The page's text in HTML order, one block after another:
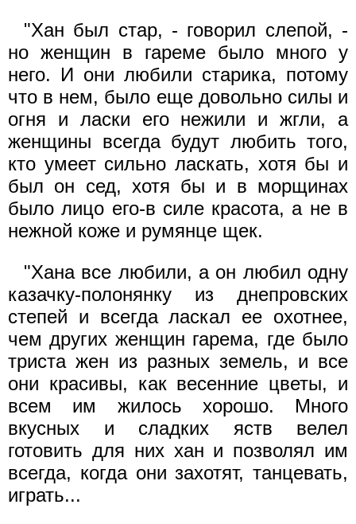
"Хан был стар, - говорил слепой, -
но женщин в гареме было много у
него. И они любили старика, потому
что в нем, было еще довольно силы и
огня и ласки его нежили и жгли, а
женщины всегда будут любить того,
кто умеет сильно ласкать, хотя бы и
был он сед, хотя бы и в морщинах
было лицо его-в силе красота, а не в
нежной коже и румянце щек.
"Хана все любили, а он любил одну
казачку-полонянку из днепровских
степей и всегда ласкал ее охотнее,
чем других женщин гарема, где было
триста жен из разных земель, и все
они красивы, как весенние цветы, и
всем им жилось хорошо. Много
вкусных и сладких яств велел
готовить для них хан и позволял им
всегда, когда они захотят, танцевать,
играть...